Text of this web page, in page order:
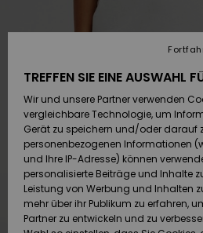
Schuhe&
Flip-Flops
Surf
Snow
JUNGEN
Schuhe&
Flip-Flops
Surf
Snow
FRAUEN
Brandneu
Highlights
Snow
SURF
Kinder
Highlights
SNOW
Kinder
Snow
Damen
Highlights
DOPPELTER
RABATT
KINDER
Outlet
Frauen
Versand
Retouren
Bezahlung
Quiksilver
TREFFEN SIE EINE AUSWAHL
Wir und unsere Partner verwenden
vergleichbare Technologie, um
Gerät zu speichern und/oder darauf
personenbezogenen Informationen
und Ihre IP-Adresse) können
personalisierte Beiträge und Inhalte
Leistung von Werbung und Inhalten
mehr über ihr Publikum zu erfahren,
Partner zu entwickeln und zu